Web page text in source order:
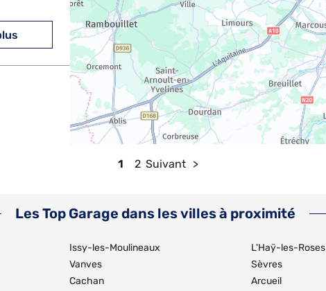
1 2 Suivant
Les Top Garage dans les villes à proximité
Issy-les-Moulineaux
Vanves
Cachan
L'Haÿ-les-Roses
Sèvres
Arcueil